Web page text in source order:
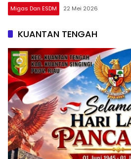
Migas Dan ESDM 22 Mei 2026
KUANTAN TENGAH